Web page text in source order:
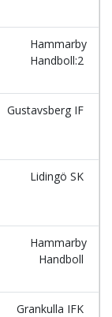
Hammarby
Handboll:2
Gustavsberg IF
Lidingö SK
Hammarby
Handboll
Grankulla IFK